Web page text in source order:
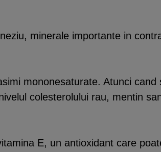
minerale importante in
mononesaturate. Atunci
colesterolului rau, mentin
E, un antioxidant care